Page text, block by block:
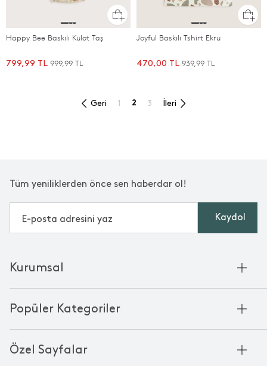
Happy Bee Baskılı Külot Taş
799,99 TL 999,99 TL
Joyful Baskılı Tshirt Ekru
470,00 TL 939,99 TL
Geri 1 2 3 İleri
Tüm yeniliklerden önce sen haberdar ol!
Kaydol
Popüler Kategoriler
Bornoz
Özel Sayfalar
Kurumsal
Kurumsal Satış
Chakra Manifesto
Mağazalarımız